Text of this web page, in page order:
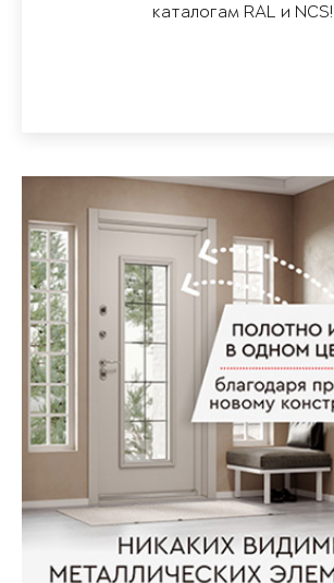
каталогам RAL и NCS!